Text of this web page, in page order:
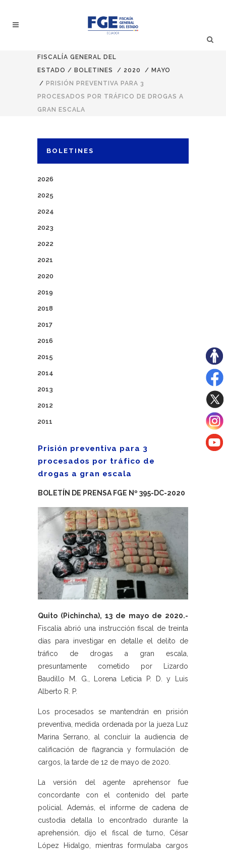
FISCALÍA GENERAL DEL
ESTADO / BOLETINES / 2020 / MAYO
/ PRISIÓN PREVENTIVA PARA 3
PROCESADOS POR TRÁFICO DE DROGAS A
GRAN ESCALA
BOLETINES
2026
2025
2024
2023
2022
2021
2020
2019
2018
2017
2016
2015
2014
2013
2012
2011
Prisión preventiva para 3
procesados por tráfico de
drogas a gran escala
BOLETÍN DE PRENSA FGE Nº 395-DC-2020
Quito (Pichincha), 13 de mayo de 2020.-
Fiscalía abrió una instrucción fiscal de treinta
días para investigar en detalle el delito de
tráfico de drogas a gran escala,
presuntamente cometido por Lizardo
Baudillo M. G., Lorena Leticia P. D. y Luis
Alberto R. P.
Los procesados se mantendrán en prisión
preventiva, medida ordenada por la jueza Luz
Marina Serrano, al concluir la audiencia de
calificación de flagrancia y formulación de
cargos, la tarde de 12 de mayo de 2020.
La versión del agente aprehensor fue
concordante con el contenido del parte
policial. Además, el informe de cadena de
custodia detalla lo encontrado durante la
aprehensión, dijo el fiscal de turno, César
López Hidalgo, mientras formulaba cargos